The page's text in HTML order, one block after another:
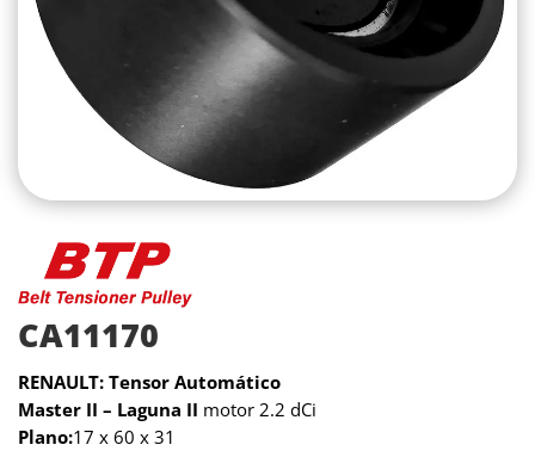
CA11170
RENAULT: Tensor Automático
Master II – Laguna II motor 2.2 dCi
Plano:17 x 60 x 31